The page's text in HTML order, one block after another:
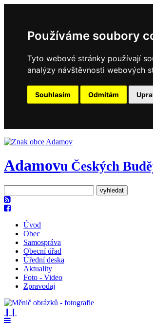
Používáme soubory
Tyto webové stránky používají
analýzy návštěvnosti webových
Souhlasím Odmítám
Adamovu Českých
Úvod
Obec
Samospráva
Obecní úřad
Úřední deska
Aktuality
Foto - Video
Zpravodaj